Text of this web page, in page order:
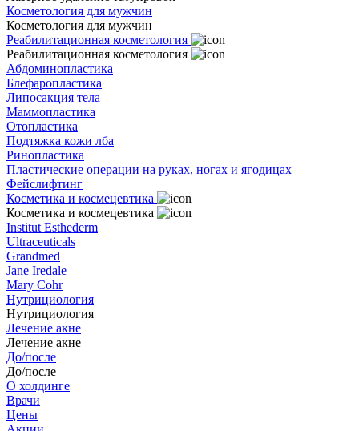
Косметология для мужчин
Косметология для мужчин
Реабилитационная косметология
Реабилитационная косметология
Абдоминопластика
Блефаропластика
Липосакция тела
Маммопластика
Отопластика
Подтяжка кожи лба
Ринопластика
Пластические операции на руках, ногах и ягодицах
Фейслифтинг
Косметика и космецевтика
Косметика и космецевтика
Institut Esthederm
Ultraceuticals
Grandmed
Jane Iredale
Mary Cohr
Нутрициология
Нутрициология
Лечение акне
Лечение акне
До/после
До/после
О холдинге
Врачи
Цены